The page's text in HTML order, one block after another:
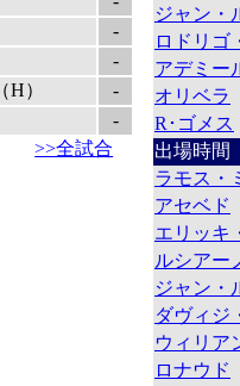
-
-
（H）
-
-
>>全試合
ジャン・
ロドリゴ
アデミー
オリベラ
R･ゴメス
出場時間
ラモス・
アセベド
エリッキ
ルシアー
ジャン・
ダヴィジ
ウィリア
ロナウド